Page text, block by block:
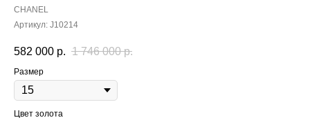
CHANEL
Артикул: J10214
582 000 р. 1 746 000 р.
Размер
Цвет золота